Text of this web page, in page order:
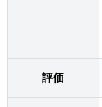
評価